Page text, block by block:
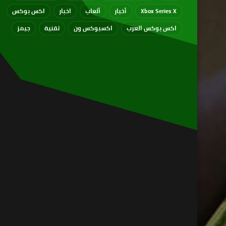
Xbox Series X أخبار ألعاب اخبار
اكس بوكس
اكس بوكس العرب
اكسبوكس ون تقنية جيمز